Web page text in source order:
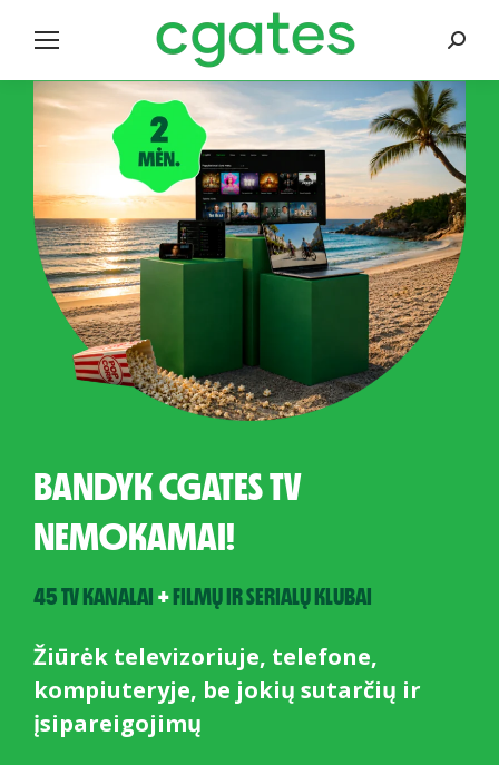
Search:
BANDYK CGATES TV
NEMOKAMAI!
45 TV KANALAI +FILMŲ IR SERIALŲ KLUBAI
Žiūrėk televizoriuje, telefone,
kompiuteryje, be jokių sutarčių ir
įsipareigojimų